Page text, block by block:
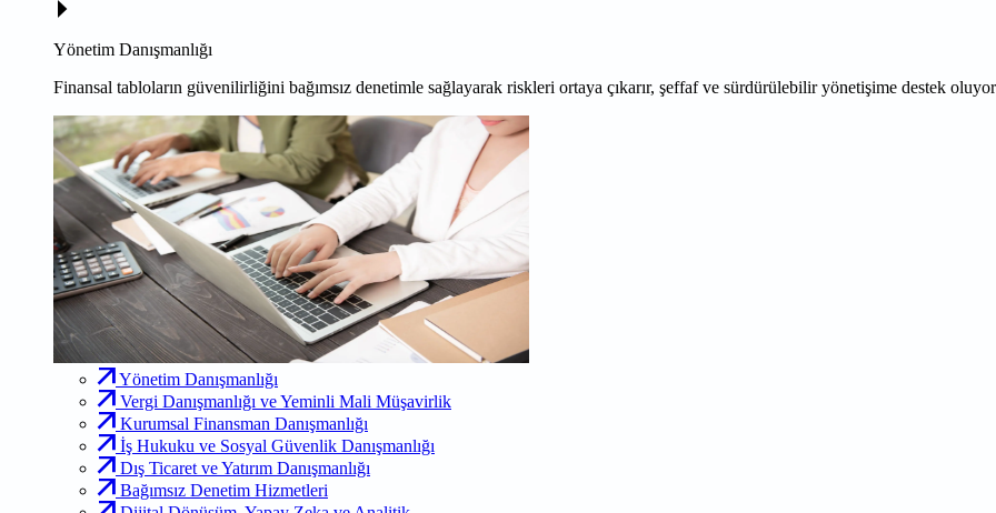
Yönetim Danışmanlığı
Finansal tabloların güvenilirliğini bağımsız denetimle sağlayarak riskleri ortaya çıkarır, şeffaf ve sürdürülebilir yönetişime destek
Yönetim Danışmanlığı
Vergi Danışmanlığı ve Yeminli Mali Müşavirlik
Kurumsal Finansman Danışmanlığı
İş Hukuku ve Sosyal Güvenlik Danışmanlığı
Dış Ticaret ve Yatırım Danışmanlığı
Bağımsız Denetim Hizmetleri